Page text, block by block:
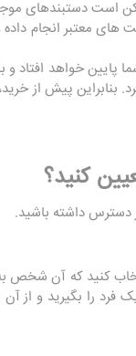
است دستبندهای
های معتبر انجام
پایین خواهد افتاد
بنابراین پیش از
کنید؟
داشته باشید.
کنید که آن شخص
را بگیرید و از آن